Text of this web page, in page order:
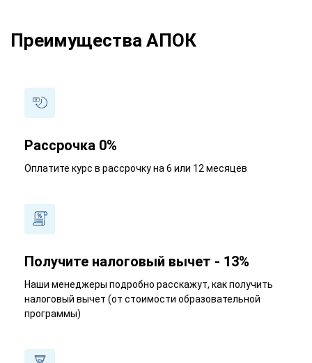
Преимущества АПОК
Рассрочка 0%
Оплатите курс в рассрочку на 6 или 12 месяцев
Получите налоговый вычет - 13%
Наши менеджеры подробно расскажут, как получить
налоговый вычет (от стоимости образовательной
программы)